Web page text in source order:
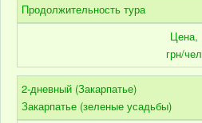
Продолжительность тура
Цена,
грн/чел
2-дневный (Закарпатье)
Закарпатье (зеленые усадьбы)